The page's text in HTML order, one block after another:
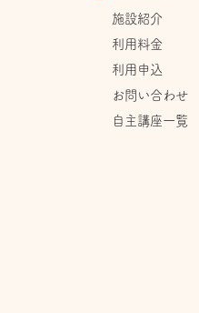
施設紹介
利用料金
利用申込
お問い合わせ
自主講座一覧